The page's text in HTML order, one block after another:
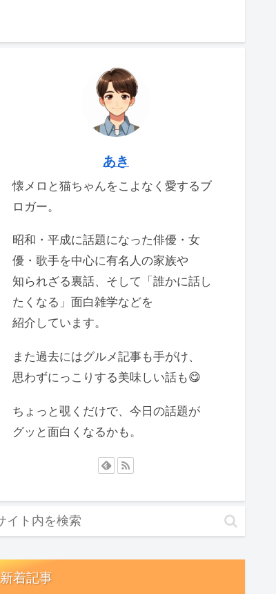
あき
懐メロと猫ちゃんをこよなく愛するブ
ロガー。
昭和・平成に話題になった俳優・女
優・歌手を中心に有名人の家族や
知られざる裏話、そして「誰かに話し
たくなる」面白雑学などを
紹介しています。
また過去にはグルメ記事も手がけ、
思わずにっこりする美味しい話も😋
ちょっと覗くだけで、今日の話題が
グッと面白くなるかも。
新着記事